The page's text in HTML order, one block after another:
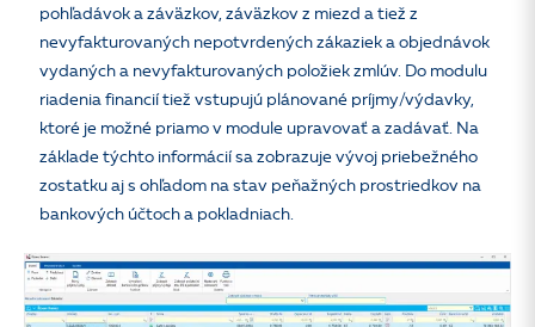
pohľadávok a záväzkov, záväzkov z miezd a tiež z
nevyfakturovaných nepotvrdených zákaziek a objednávok
vydaných a nevyfakturovaných položiek zmlúv. Do modulu
riadenia financií tiež vstupujú plánované príjmy/výdavky,
ktoré je možné priamo v module upravovať a zadávať. Na
základe týchto informácií sa zobrazuje vývoj priebežného
zostatku aj s ohľadom na stav peňažných prostriedkov na
bankových účtoch a pokladniach.